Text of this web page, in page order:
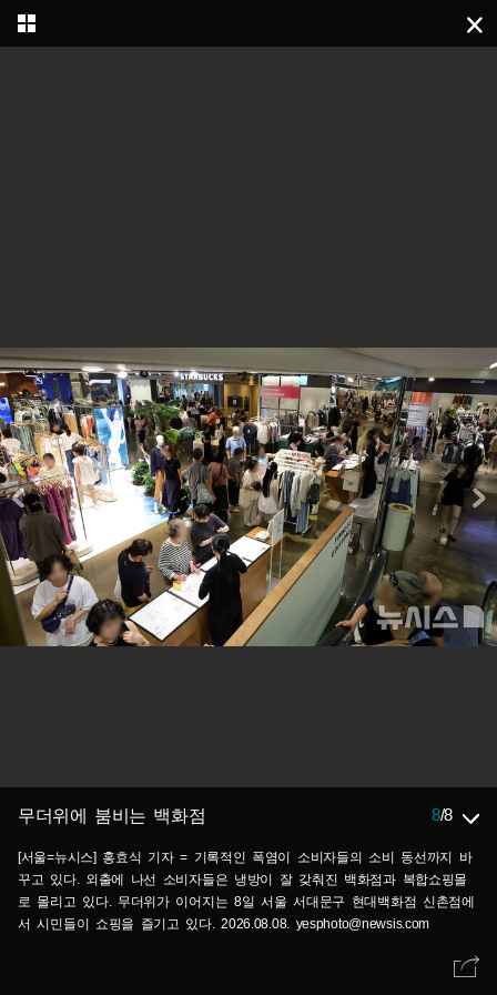
무더위에 붐비는 백화점 8/8
[서울=뉴시스] 홍효식 기자 = 기록적인 폭염이 소비자들의 소비 동선까지 바
꾸고 있다. 외출에 나선 소비자들은 냉방이 잘 갖춰진 백화점과 복합쇼핑몰
로 몰리고 있다. 무더위가 이어지는 8일 서울 서대문구 현대백화점 신촌점에
서 시민들이 쇼핑을 즐기고 있다. 2026.08.08. yesphoto@newsis.com